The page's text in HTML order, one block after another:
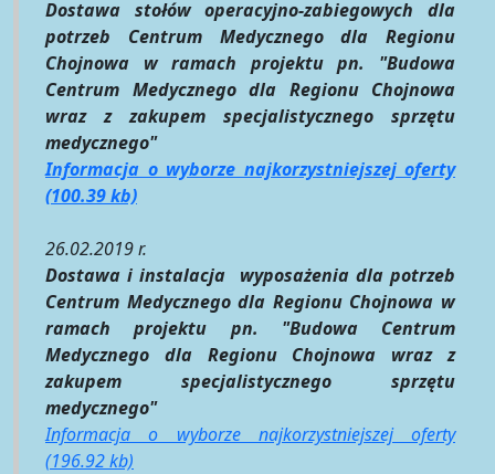
Dostawa stołów operacyjno-zabiegowych dla
potrzeb Centrum Medycznego dla Regionu
Chojnowa w ramach projektu pn. "Budowa
Centrum Medycznego dla Regionu Chojnowa
wraz z zakupem specjalistycznego sprzętu
medycznego"
Informacja o wyborze najkorzystniejszej oferty
(100.39 kb)
26.02.2019 r.
Dostawa i instalacja wyposażenia dla potrzeb
Centrum Medycznego dla Regionu Chojnowa w
ramach projektu pn. "Budowa Centrum
Medycznego dla Regionu Chojnowa wraz z
zakupem specjalistycznego sprzętu
medycznego"
Informacja o wyborze najkorzystniejszej oferty
(196.92 kb)